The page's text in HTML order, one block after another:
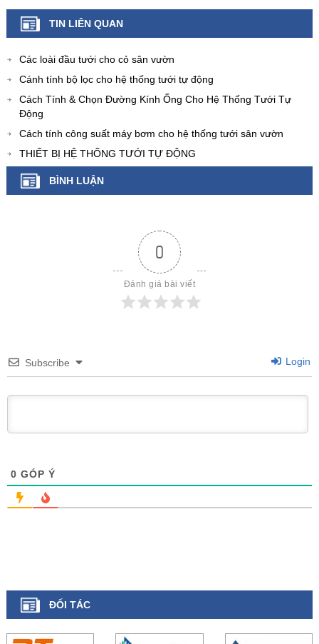
TIN LIÊN QUAN
Các loài đầu tưới cho cỏ sân vườn
Cánh tính bộ lọc cho hệ thống tưới tự động
Cách Tính & Chọn Đường Kính Ống Cho Hệ Thống Tưới Tự
Động
Cách tính công suất máy bơm cho hệ thống tưới sân vườn
THIẾT BỊ HỆ THỐNG TƯỚI TỰ ĐỘNG
BÌNH LUẬN
0
Đánh giá bài viết
Subscribe Login
0 GÓP Ý
ĐỐI TÁC